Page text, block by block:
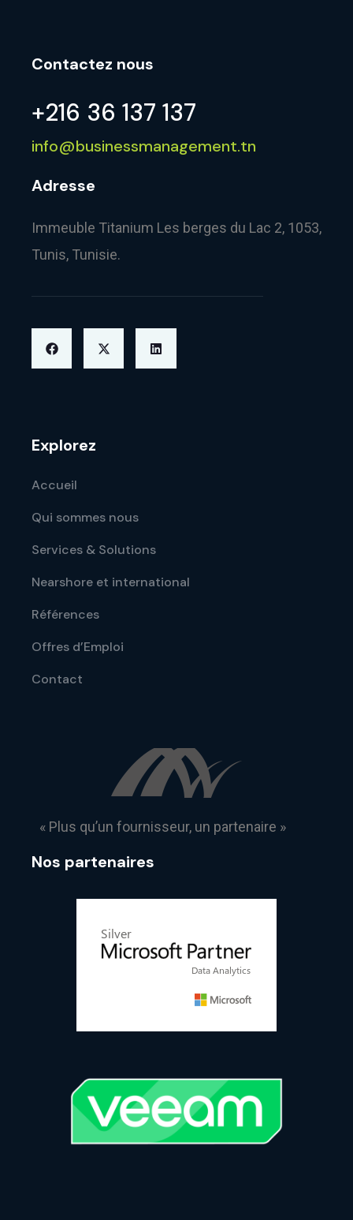
Contactez nous
+216 36 137 137
info@businessmanagement.tn
Adresse
Immeuble Titanium Les berges du Lac 2, 1053,
Tunis, Tunisie.
Explorez
Accueil
Qui sommes nous
Services & Solutions
Nearshore et international
Références
Offres d’Emploi
Contact
« Plus qu’un fournisseur, un partenaire »
Nos partenaires